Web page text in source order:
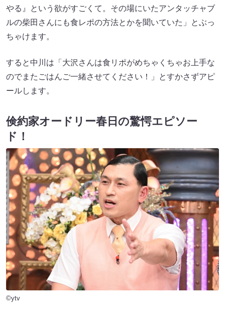
やる』という欲がすごくて。その場にいたアンタッチャブ
ルの柴田さんにも食レポの方法とかを聞いていた」とぶっ
ちゃけます。
すると中川は「大沢さんは食リポがめちゃくちゃお上手な
のでまたごはんご一緒させてください！」とすかさずアピ
ールします。
倹約家オードリー春日の驚愕エピソー
ド！
©ytv